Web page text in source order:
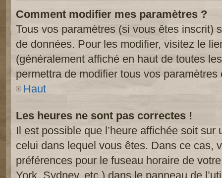
Comment modifier mes paramètres ?
Tous vos paramètres (si vous êtes inscrit)
de données. Pour les modifier, visitez le
(généralement affiché en haut de toutes
permettra de modifier tous vos paramètres
Haut
Les heures ne sont pas correctes !
Il est possible que l’heure affichée soit
celui dans lequel vous êtes. Dans ce cas,
préférences pour le fuseau horaire de
York, Sydney, etc.) dans le panneau de